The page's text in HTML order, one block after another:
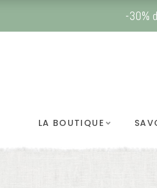
-30%
LA BOUTIQUE